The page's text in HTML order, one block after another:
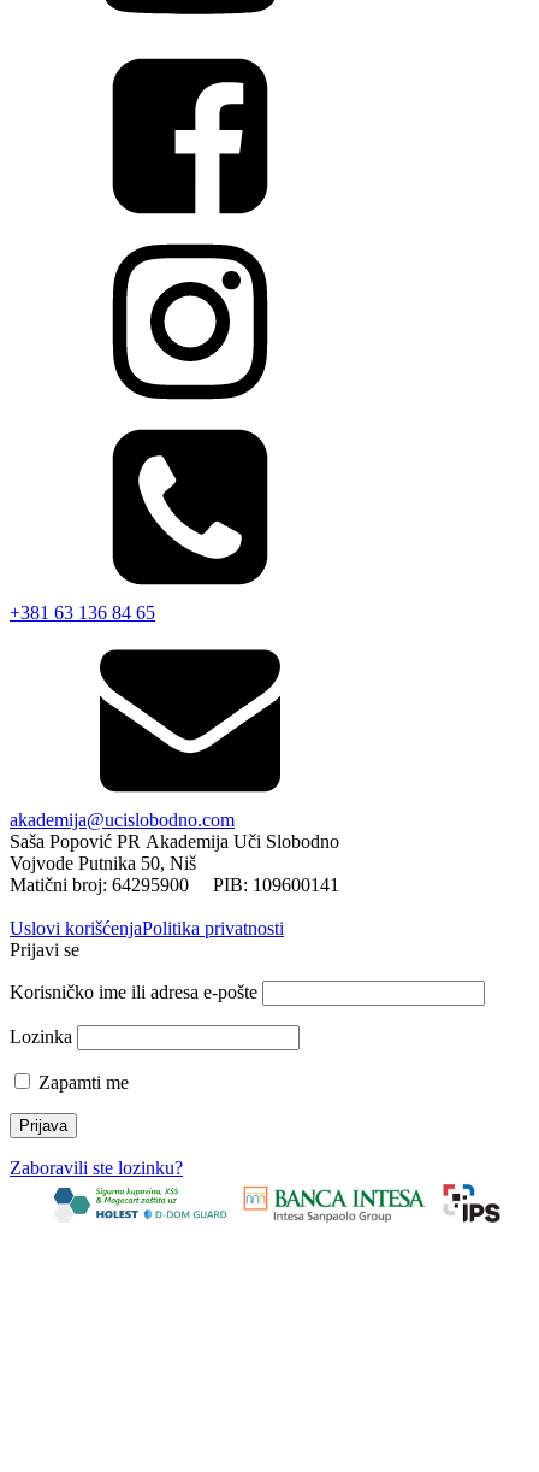
+381 63 136 84 65
akademija@ucislobodno.com
Saša Popović PR Akademija Uči Slobodno
Vojvode Putnika 50, Niš
Matični broj: 64295900 PIB: 109600141
Uslovi korišćenjaPolitika privatnosti
Prijavi se
Korisničko ime ili adresa e-pošte
Lozinka
Zapamti me
Zaboravili ste lozinku?